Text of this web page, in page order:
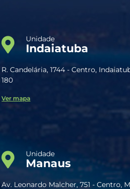
Unidade
Indaiatuba
R. Candelária, 1744 - Centro,
180
Ver mapa
Unidade
Manaus
Av. Leonardo Malcher, 751 - Centro,